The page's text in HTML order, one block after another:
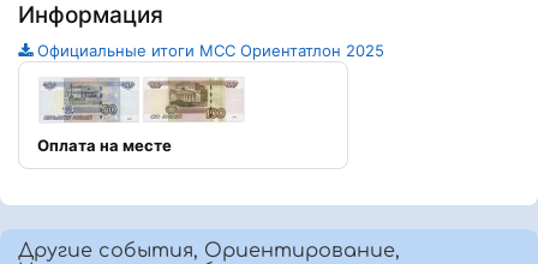
Информация
Официальные итоги МСС Ориентатлон 2025
Оплата на месте
Другие события, Ориентирование,